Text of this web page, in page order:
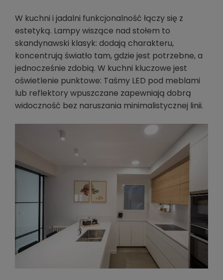
W kuchni i jadalni funkcjonalność łączy się z
estetyką. Lampy wiszące nad stołem to
skandynawski klasyk: dodają charakteru,
koncentrują światło tam, gdzie jest potrzebne, a
jednocześnie zdobią. W kuchni kluczowe jest
oświetlenie punktowe: Taśmy LED pod meblami
lub reflektory wpuszczane zapewniają dobrą
widoczność bez naruszania minimalistycznej linii.